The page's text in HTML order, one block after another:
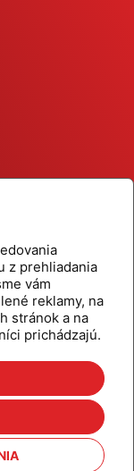
z prehliadania
vám
reklamy, na
stránok a na
prichádzajú.
tipy